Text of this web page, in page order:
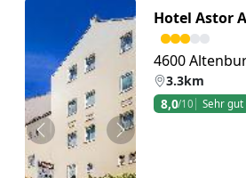
Zurück Weiter
Hotel Astor
4600
3.3km
8,0/10 Sehr gut